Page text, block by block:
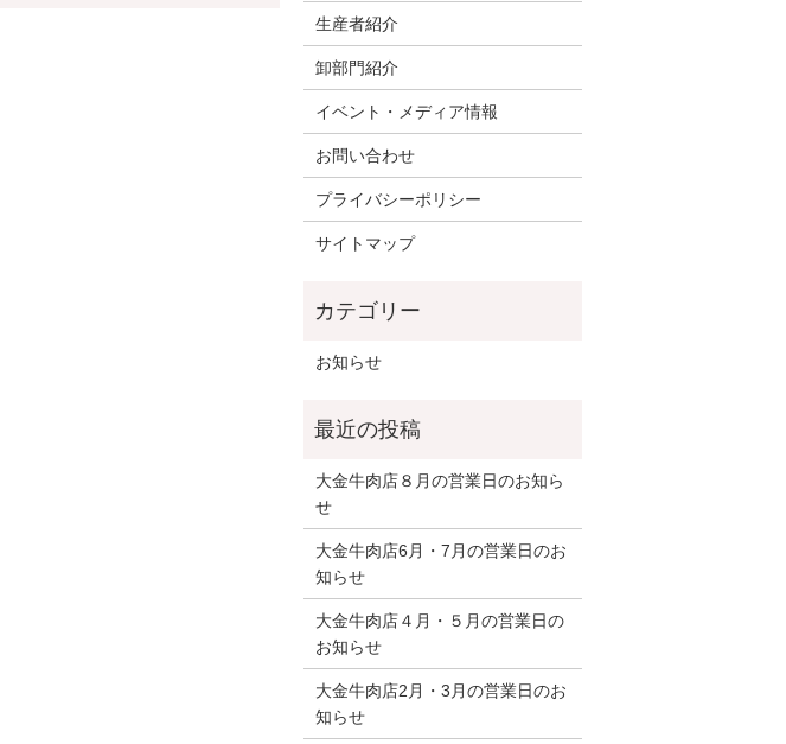
生産者紹介
卸部門紹介
イベント・メディア情報
お問い合わせ
プライバシーポリシー
サイトマップ
お知らせ
大金牛肉店８月の営業日のお知ら
せ
大金牛肉店6月・7月の営業日のお
知らせ
大金牛肉店４月・５月の営業日の
お知らせ
大金牛肉店2月・3月の営業日のお
知らせ